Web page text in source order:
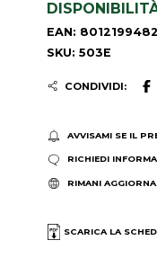
EAN:
SKU: 503E
CONDIVIDI:
AVVISAMI SE IL
RICHIEDI
RIMANI
SCARICA LA